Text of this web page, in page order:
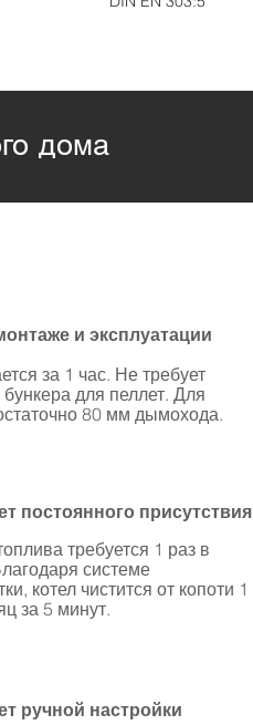
дома
и эксплуатации
за 1 час. Не требует
для пеллет. Для
80 мм дымохода.
постоянного присутствия
требуется 1 раз в
системе
котел чистится от копоти 1
за 5 минут.
ручной настройки